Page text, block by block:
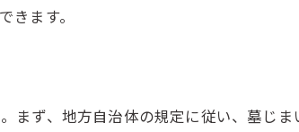
期しない事態への対応力を養う
きます。
まず、地方自治体の規定に従い、墓じ